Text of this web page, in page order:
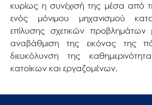
κυρίως η συνέχισή της μέσα από
ενός μόνιμου μηχανισμού
επίλυσης σχετικών
αναβάθμιση της εικόνας της
διευκόλυνση της
κατοίκων και εργαζομένων.